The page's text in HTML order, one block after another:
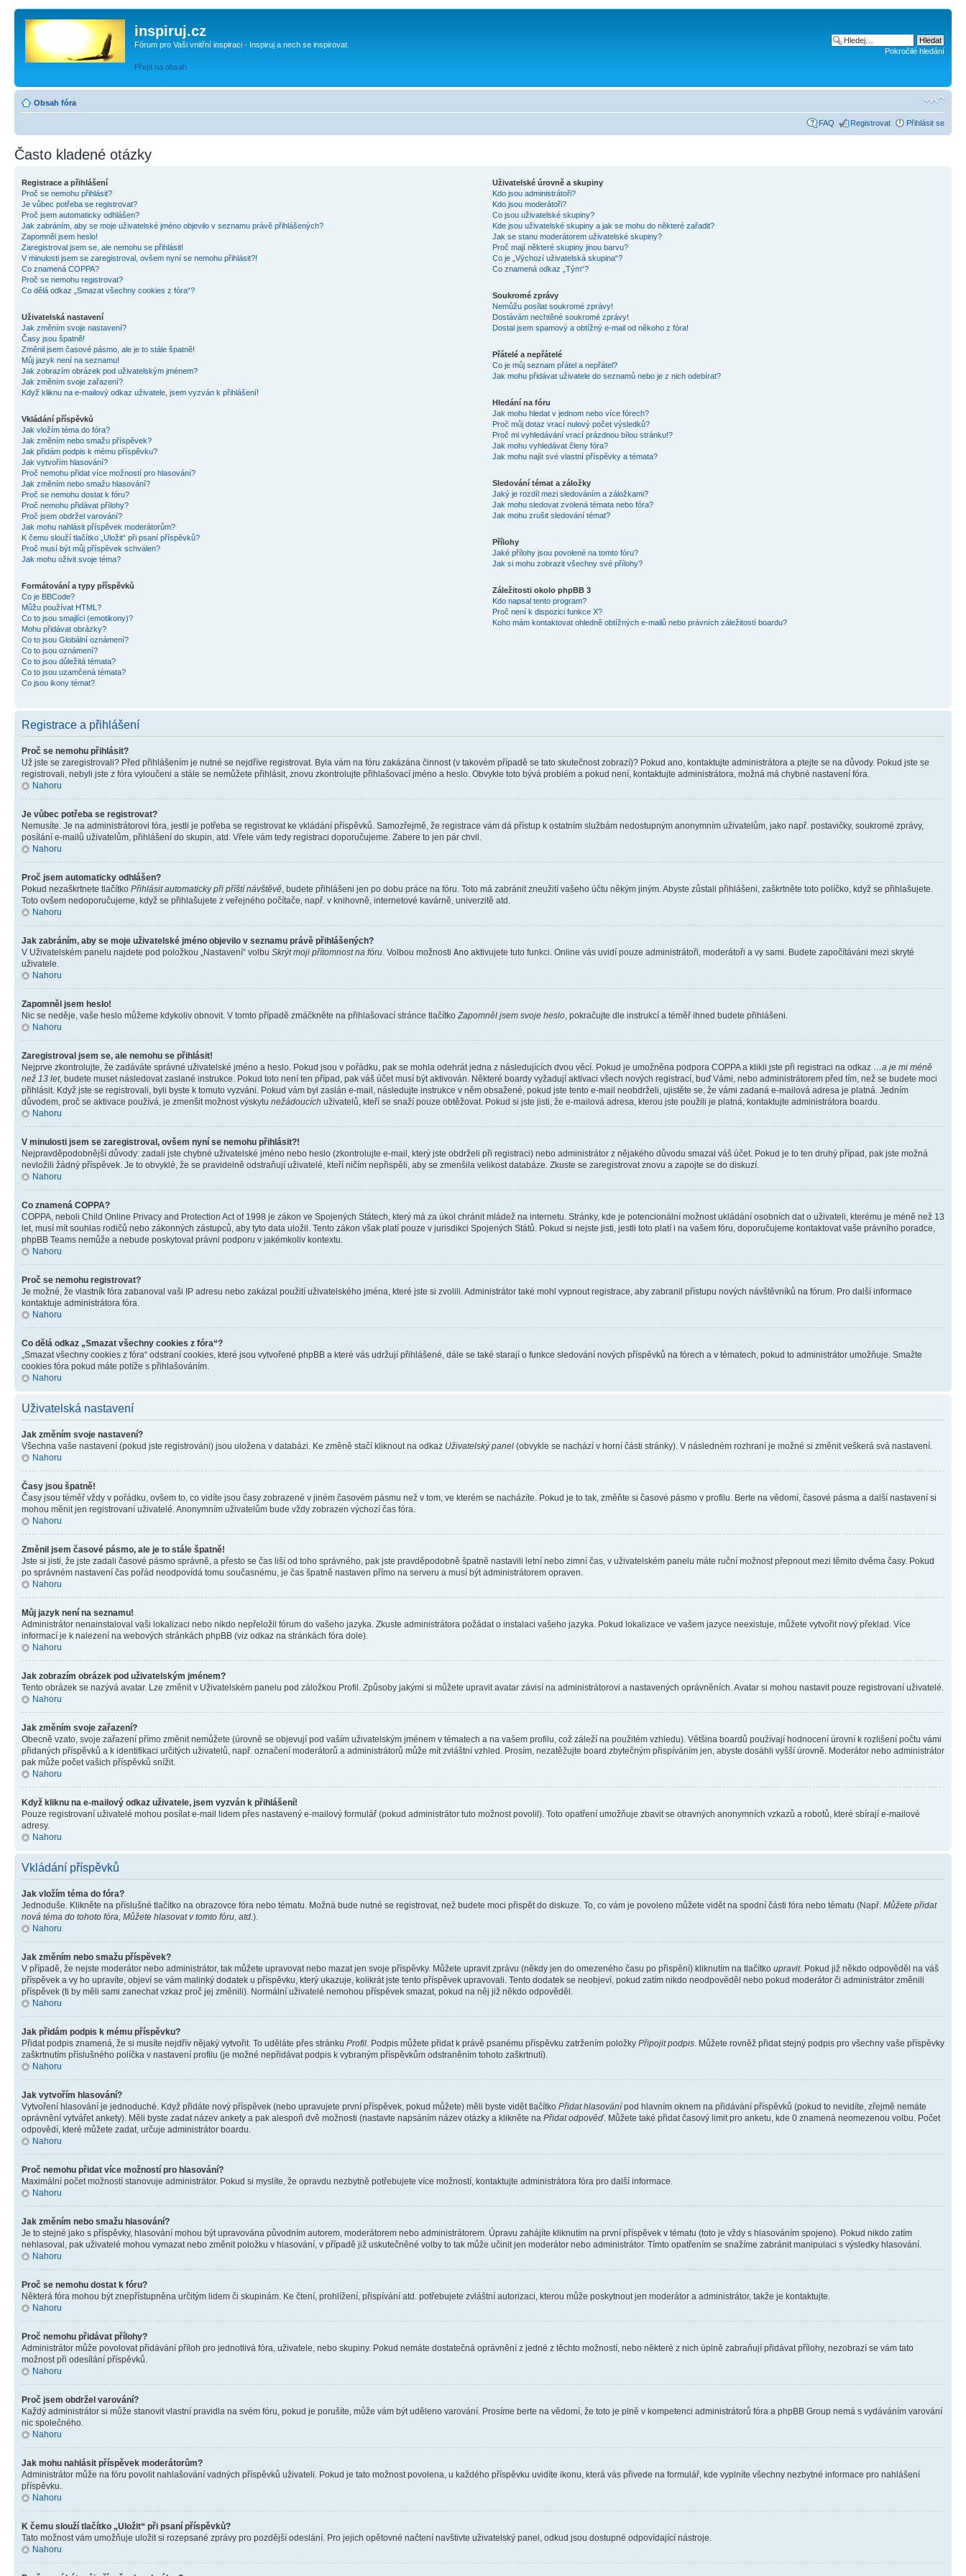
inspiruj.cz
Fórum pro Vaši vnitřní inspiraci - Inspiruj a nech se inspirovat.
Přejít na obsah
Pokročilé hledání
Obsah fóra
FAQ Registrovat Přihlásit se
Často kladené otázky
Registrace a přihlášení
Proč se nemohu přihlásit?
Je vůbec potřeba se registrovat?
Proč jsem automaticky odhlášen?
Jak zabráním, aby se moje uživatelské jméno objevilo v seznamu právě přihlášených?
Zapomněl jsem heslo!
Zaregistroval jsem se, ale nemohu se přihlásit!
V minulosti jsem se zaregistroval, ovšem nyní se nemohu přihlásit?!
Co znamená COPPA?
Proč se nemohu registrovat?
Co dělá odkaz „Smazat všechny cookies z fóra“?
Uživatelská nastavení
Jak změním svoje nastavení?
Časy jsou špatně!
Změnil jsem časové pásmo, ale je to stále špatně!
Můj jazyk není na seznamu!
Jak zobrazím obrázek pod uživatelským jménem?
Jak změním svoje zařazení?
Když kliknu na e-mailový odkaz uživatele, jsem vyzván k přihlášení!
Vkládání příspěvků
Jak vložím téma do fóra?
Jak změním nebo smažu příspěvek?
Jak přidám podpis k mému příspěvku?
Jak vytvořím hlasování?
Proč nemohu přidat více možností pro hlasování?
Jak změním nebo smažu hlasování?
Proč se nemohu dostat k fóru?
Proč nemohu přidávat přílohy?
Proč jsem obdržel varování?
Jak mohu nahlásit příspěvek moderátorům?
K čemu slouží tlačítko „Uložit“ při psaní příspěvků?
Proč musí být můj příspěvek schválen?
Jak mohu oživit svoje téma?
Formátování a typy příspěvků
Co je BBCode?
Můžu používat HTML?
Co to jsou smajlíci (emotikony)?
Mohu přidávat obrázky?
Co to jsou Globální oznámení?
Co to jsou oznámení?
Co to jsou důležitá témata?
Co to jsou uzamčená témata?
Co jsou ikony témat?
Uživatelské úrovně a skupiny
Kdo jsou administrátoři?
Kdo jsou moderátoři?
Co jsou uživatelské skupiny?
Kde jsou uživatelské skupiny a jak se mohu do některé zařadit?
Jak se stanu moderátorem uživatelské skupiny?
Proč mají některé skupiny jinou barvu?
Co je „Výchozí uživatelská skupina“?
Co znamená odkaz „Tým“?
Soukromé zprávy
Nemůžu posílat soukromé zprávy!
Dostávám nechtěné soukromé zprávy!
Dostal jsem spamový a obtížný e-mail od někoho z fóra!
Přátelé a nepřátelé
Co je můj seznam přátel a nepřátel?
Jak mohu přidávat uživatele do seznamů nebo je z nich odebírat?
Hledání na fóru
Jak mohu hledat v jednom nebo více fórech?
Proč můj dotaz vrací nulový počet výsledků?
Proč mi vyhledávání vrací prázdnou bílou stránku!?
Jak mohu vyhledávat členy fóra?
Jak mohu najít své vlastní příspěvky a témata?
Sledování témat a záložky
Jaký je rozdíl mezi sledováním a záložkami?
Jak mohu sledovat zvolená témata nebo fóra?
Jak mohu zrušit sledování témat?
Přílohy
Jaké přílohy jsou povolené na tomto fóru?
Jak si mohu zobrazit všechny své přílohy?
Záležitosti okolo phpBB 3
Kdo napsal tento program?
Proč není k dispozici funkce X?
Koho mám kontaktovat ohledně obtížných e-mailů nebo právních záležitostí boardu?
Registrace a přihlášení
Proč se nemohu přihlásit?
Už jste se zaregistrovali? Před přihlášením je nutné se nejdříve registrovat. Byla vám na fóru zakázána činnost (v takovém případě se tato skutečnost zobrazí)? Pokud ano, kontaktujte administrátora a ptejte se na důvody. Pokud jste se
registrovali, nebyli jste z fóra vyloučeni a stále se nemůžete přihlásit, znovu zkontrolujte přihlašovací jméno a heslo. Obvykle toto bývá problém a pokud není, kontaktujte administrátora, možná má chybné nastavení fóra.
Nahoru
Je vůbec potřeba se registrovat?
Nemusíte. Je na administrátorovi fóra, jestli je potřeba se registrovat ke vkládání příspěvků. Samozřejmě, že registrace vám dá přístup k ostatním službám nedostupným anonymním uživatelům, jako např. postavičky, soukromé zprávy,
posílání e-mailů uživatelům, přihlášení do skupin, atd. Vřele vám tedy registraci doporučujeme. Zabere to jen pár chvil.
Nahoru
Proč jsem automaticky odhlášen?
Pokud nezaškrtnete tlačítko Přihlásit automaticky při příští návštěvě, budete přihlášeni jen po dobu práce na fóru. Toto má zabránit zneužití vašeho účtu někým jiným. Abyste zůstali přihlášeni, zaškrtněte toto políčko, když se přihlašujete.
Toto ovšem nedoporučujeme, když se přihlašujete z veřejného počítače, např. v knihovně, internetové kavárně, univerzitě atd.
Nahoru
Jak zabráním, aby se moje uživatelské jméno objevilo v seznamu právě přihlášených?
V Uživatelském panelu najdete pod položkou „Nastavení“ volbu Skrýt moji přítomnost na fóru. Volbou možnosti Ano aktivujete tuto funkci. Online vás uvidí pouze administrátoři, moderátoři a vy sami. Budete započítáváni mezi skryté
uživatele.
Nahoru
Zapomněl jsem heslo!
Nic se neděje, vaše heslo můžeme kdykoliv obnovit. V tomto případě zmáčkněte na přihlašovací stránce tlačítkoZapomněl jsem svoje heslo, pokračujte dle instrukcí a téměř ihned budete přihlášeni.
Nahoru
Zaregistroval jsem se, ale nemohu se přihlásit!
Nejprve zkontrolujte, že zadáváte správné uživatelské jméno a heslo. Pokud jsou v pořádku, pak se mohla odehrát jedna z následujících dvou věcí. Pokud je umožněna podpora COPPA a klikli jste při registraci na odkaz …a je mi méně
než 13 let, budete muset následovat zaslané instrukce. Pokud toto není ten případ, pak váš účet musí být aktivován. Některé boardy vyžadují aktivaci všech nových registrací, buď Vámi, nebo administrátorem před tím, než se budete moci
přihlásit. Když jste se registrovali, byli byste k tomuto vyzváni. Pokud vám byl zaslán e-mail, následujte instrukce v něm obsažené, pokud jste tento e-mail neobdrželi, ujistěte se, že vámi zadaná e-mailová adresa je platná. Jedním
důvodem, proč se aktivace používá, je zmenšit možnost výskytu nežádoucích uživatelů, kteří se snaží pouze obtěžovat. Pokud si jste jisti, že e-mailová adresa, kterou jste použili je platná, kontaktujte administrátora boardu.
Nahoru
V minulosti jsem se zaregistroval, ovšem nyní se nemohu přihlásit?!
Nejpravděpodobnější důvody: zadali jste chybné uživatelské jméno nebo heslo (zkontrolujte e-mail, který jste obdrželi při registraci) nebo administrátor z nějakého důvodu smazal váš účet. Pokud je to ten druhý případ, pak jste možná
nevložili žádný příspěvek. Je to obvyklé, že se pravidelně odstraňují uživatelé, kteří ničím nepřispěli, aby se zmenšila velikost databáze. Zkuste se zaregistrovat znovu a zapojte se do diskuzí.
Nahoru
Co znamená COPPA?
COPPA, neboli Child Online Privacy and Protection Act of 1998 je zákon ve Spojených Státech, který má za úkol chránit mládež na internetu. Stránky, kde je potencionální možnost ukládání osobních dat o uživateli, kterému je méně než 13
let, musí mít souhlas rodičů nebo zákonných zástupců, aby tyto data uložil. Tento zákon však platí pouze v jurisdikci Spojených Států. Pokud si nejste jisti, jestli toto platí i na vašem fóru, doporučujeme kontaktovat vaše právního poradce,
phpBB Teams nemůže a nebude poskytovat právni podporu v jakémkoliv kontextu.
Nahoru
Proč se nemohu registrovat?
Je možné, že vlastník fóra zabanoval vaši IP adresu nebo zakázal použití uživatelského jména, které jste si zvolili. Administrátor také mohl vypnout registrace, aby zabranil přístupu nových návštěvníků na fórum. Pro další informace
kontaktuje administrátora fóra.
Nahoru
Co dělá odkaz „Smazat všechny cookies z fóra“?
„Smazat všechny cookies z fóra“ odstraní cookies, které jsou vytvořené phpBB a které vás udržují přihlášené, dále se také starají o funkce sledování nových příspěvků na fórech a v tématech, pokud to administrátor umožňuje. Smažte
cookies fóra pokud máte potíže s přihlašováním.
Nahoru
Uživatelská nastavení
Jak změním svoje nastavení?
Všechna vaše nastavení (pokud jste registrováni) jsou uložena v databázi. Ke změně stačí kliknout na odkaz Uživatelský panel (obvykle se nachází v horní části stránky). V následném rozhraní je možné si změnit veškerá svá nastavení.
Nahoru
Časy jsou špatně!
Časy jsou téměř vždy v pořádku, ovšem to, co vidíte jsou časy zobrazené v jiném časovém pásmu než v tom, ve kterém se nacházíte. Pokud je to tak, změňte si časové pásmo v profilu. Berte na vědomí, časové pásma a další nastavení si
mohou měnit jen registrovaní uživatelé. Anonymním uživatelům bude vždy zobrazen výchozí čas fóra.
Nahoru
Změnil jsem časové pásmo, ale je to stále špatně!
Jste si jisti, že jste zadali časové pásmo správně, a přesto se čas liší od toho správného, pak jste pravděpodobně špatně nastavili letní nebo zimní čas, v uživatelském panelu máte ruční možnost přepnout mezi těmito dvěma časy. Pokud
po správném nastavení čas pořád neodpovídá tomu současnému, je čas špatně nastaven přímo na serveru a musí být administrátorem opraven.
Nahoru
Můj jazyk není na seznamu!
Administrátor nenainstaloval vaši lokalizaci nebo nikdo nepřeložil fórum do vašeho jazyka. Zkuste administrátora požádat o instalaci vašeho jazyka. Pokud lokalizace ve vašem jazyce neexistuje, můžete vytvořit nový překlad. Více
informací je k nalezení na webových stránkách phpBB (viz odkaz na stránkách fóra dole).
Nahoru
Jak zobrazím obrázek pod uživatelským jménem?
Tento obrázek se nazývá avatar. Lze změnit v Uživatelském panelu pod záložkou Profil. Způsoby jakými si můžete upravit avatar závisí na administrátorovi a nastavených oprávněních. Avatar si mohou nastavit pouze registrovaní uživatelé.
Nahoru
Jak změním svoje zařazení?
Obecně vzato, svoje zařazení přímo změnit nemůžete (úrovně se objevují pod vaším uživatelským jménem v tématech a na vašem profilu, což záleží na použitém vzhledu). Většina boardů používají hodnocení úrovní k rozlišení počtu vámi
přidaných příspěvků a k identifikaci určitých uživatelů, např. označení moderátorů a administrátorů může mít zvláštní vzhled. Prosím, nezatěžujte board zbytečným přispíváním jen, abyste dosáhli vyšší úrovně. Moderátor nebo administrátor
pak může počet vašich příspěvků snížit.
Nahoru
Když kliknu na e-mailový odkaz uživatele, jsem vyzván k přihlášení!
Pouze registrovaní uživatelé mohou posílat e-mail lidem přes nastavený e-mailový formulář (pokud administrátor tuto možnost povolil). Toto opatření umožňuje zbavit se otravných anonymních vzkazů a robotů, které sbírají e-mailové
adresy.
Nahoru
Vkládání příspěvků
Jak vložím téma do fóra?
Jednoduše. Klikněte na příslušné tlačítko na obrazovce fóra nebo tématu. Možná bude nutné se registrovat, než budete moci přispět do diskuze. To, co vám je povoleno můžete vidět na spodní části fóra nebo tématu (Např. Můžete přidat
nová téma do tohoto fóra, Můžete hlasovat v tomto fóru, atd.).
Nahoru
Jak změním nebo smažu příspěvek?
V případě, že nejste moderátor nebo administrátor, tak můžete upravovat nebo mazat jen svoje příspěvky. Můžete upravit zprávu (někdy jen do omezeného času po přispění) kliknutím na tlačítko upravit. Pokud již někdo odpověděl na váš
příspěvek a vy ho upravíte, objeví se vám malinký dodatek u příspěvku, který ukazuje, kolikrát jste tento příspěvek upravovali. Tento dodatek se neobjeví, pokud zatím nikdo neodpověděl nebo pokud moderátor či administrátor změnili
příspěvek (ti by měli sami zanechat vzkaz proč jej změnili). Normální uživatelé nemohou příspěvek smazat, pokud na něj již někdo odpověděl.
Nahoru
Jak přidám podpis k mému příspěvku?
Přidat podpis znamená, že si musíte nejdřív nějaký vytvořit. To uděláte přes stránku Profil. Podpis můžete přidat k právě psanému příspěvku zatržením položky Připojit podpis. Můžete rovněž přidat stejný podpis pro všechny vaše příspěvky
zaškrtnutím příslušného políčka v nastavení profilu (je možné nepřidávat podpis k vybraným příspěvkům odstraněním tohoto zaškrtnutí).
Nahoru
Jak vytvořím hlasování?
Vytvoření hlasování je jednoduché. Když přidáte nový příspěvek (nebo upravujete první příspěvek, pokud můžete) měli byste vidět tlačítko Přidat hlasování pod hlavním oknem na přidávání příspěvků (pokud to nevidíte, zřejmě nemáte
oprávnění vytvářet ankety). Měli byste zadat název ankety a pak alespoň dvě možnosti (nastavte napsáním název otázky a klikněte na Přidat odpověď. Můžete také přidat časový limit pro anketu, kde 0 znamená neomezenou volbu. Počet
odpovědí, které můžete zadat, určuje administrátor boardu.
Nahoru
Proč nemohu přidat více možností pro hlasování?
Maximální počet možností stanovuje administrátor. Pokud si myslíte, že opravdu nezbytně potřebujete více možností, kontaktujte administrátora fóra pro další informace.
Nahoru
Jak změním nebo smažu hlasování?
Je to stejné jako s příspěvky, hlasování mohou být upravována původním autorem, moderátorem nebo administrátorem. Úpravu zahájíte kliknutím na první příspěvek v tématu (toto je vždy s hlasováním spojeno). Pokud nikdo zatím
nehlasoval, pak uživatelé mohou vymazat nebo změnit položku v hlasování, v případě již uskutečněné volby to tak může učinit jen moderátor nebo administrátor. Tímto opatřením se snažíme zabránit manipulaci s výsledky hlasování.
Nahoru
Proč se nemohu dostat k fóru?
Některá fóra mohou být znepřístupněna určitým lidem či skupinám. Ke čtení, prohlížení, přispívání atd. potřebujete zvláštní autorizaci, kterou může poskytnout jen moderátor a administrátor, takže je kontaktujte.
Nahoru
Proč nemohu přidávat přílohy?
Administrátor může povolovat přidávání příloh pro jednotlivá fóra, uživatele, nebo skupiny. Pokud nemáte dostatečná oprávnění z jedné z těchto možností, nebo některé z nich úplně zabraňují přidávat přílohy, nezobrazí se vám tato
možnost při odesílání příspěvků.
Nahoru
Proč jsem obdržel varování?
Každý administrátor si může stanovit vlastní pravidla na svém fóru, pokud je porušíte, může vám být uděleno varování. Prosíme berte na vědomí, že toto je plně v kompetenci administrátorů fóra a phpBB Group nemá s vydáváním varování
nic společného.
Nahoru
Jak mohu nahlásit příspěvek moderátorům?
Administrátor může na fóru povolit nahlašování vadných příspěvků uživateli. Pokud je tato možnost povolena, u každého příspěvku uvidíte ikonu, která vás přivede na formulář, kde vyplníte všechny nezbytné informace pro nahlášení
příspěvku.
Nahoru
K čemu slouží tlačítko „Uložit“ při psaní příspěvků?
Tato možnost vám umožňuje uložit si rozepsané zprávy pro pozdější odeslání. Pro jejich opětovné načtení navštivte uživatelský panel, odkud jsou dostupné odpovídající nástroje.
Nahoru